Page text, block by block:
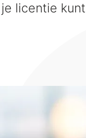
licentie kunt